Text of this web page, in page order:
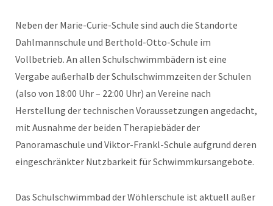
Neben der Marie-Curie-Schule sind auch die Standorte
Dahlmannschule und Berthold-Otto-Schule im
Vollbetrieb. An allen Schulschwimmbädern ist eine
Vergabe außerhalb der Schulschwimmzeiten der Schulen
(also von 18:00 Uhr – 22:00 Uhr) an Vereine nach
Herstellung der technischen Voraussetzungen angedacht,
mit Ausnahme der beiden Therapiebäder der
Panoramaschule und Viktor-Frankl-Schule aufgrund deren
eingeschränkter Nutzbarkeit für Schwimmkursangebote.
Das Schulschwimmbad der Wöhlerschule ist aktuell außer